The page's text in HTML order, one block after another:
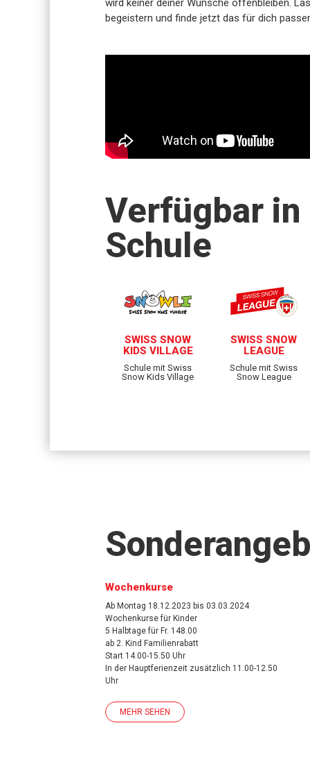
begeistern und finde jetzt das für dich
Verfügbar in
Schule
SWISS SNOW
KIDS VILLAGE
Schule mit Swiss
Snow Kids Village
SWISS SNOW
LEAGUE
Schule mit Swiss
Snow League
Wochenkurse
Ab Montag 18.12.2023 bis 03.03.2024
Wochenkurse für Kinder
5 Halbtage für Fr. 148.00
ab 2. Kind Familienrabatt
Start 14.00-15.50 Uhr
In der Hauptferienzeit zusätzlich 11.00-12.50
Uhr
MEHR SEHEN